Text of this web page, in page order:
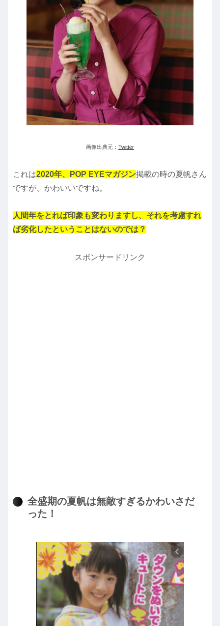
画像出典元： Twitter
これは2020年、POP EYEマガジン掲載の時の夏帆さん
ですが、かわいいですね。
人間年をとれば印象も変わりますし、それを考慮すれ
ば劣化したということはないのでは？
スポンサードリンク
全盛期の夏帆は無敵すぎるかわいさだ
った！